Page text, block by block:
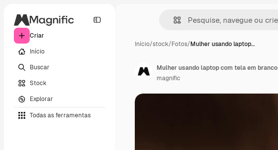
Criar
Início
Buscar
Stock
Explorar
Todas as ferramentas
Início/stock/Fotos/Mulher usando laptop…
Mulher usando laptop com tela em branco
magnific